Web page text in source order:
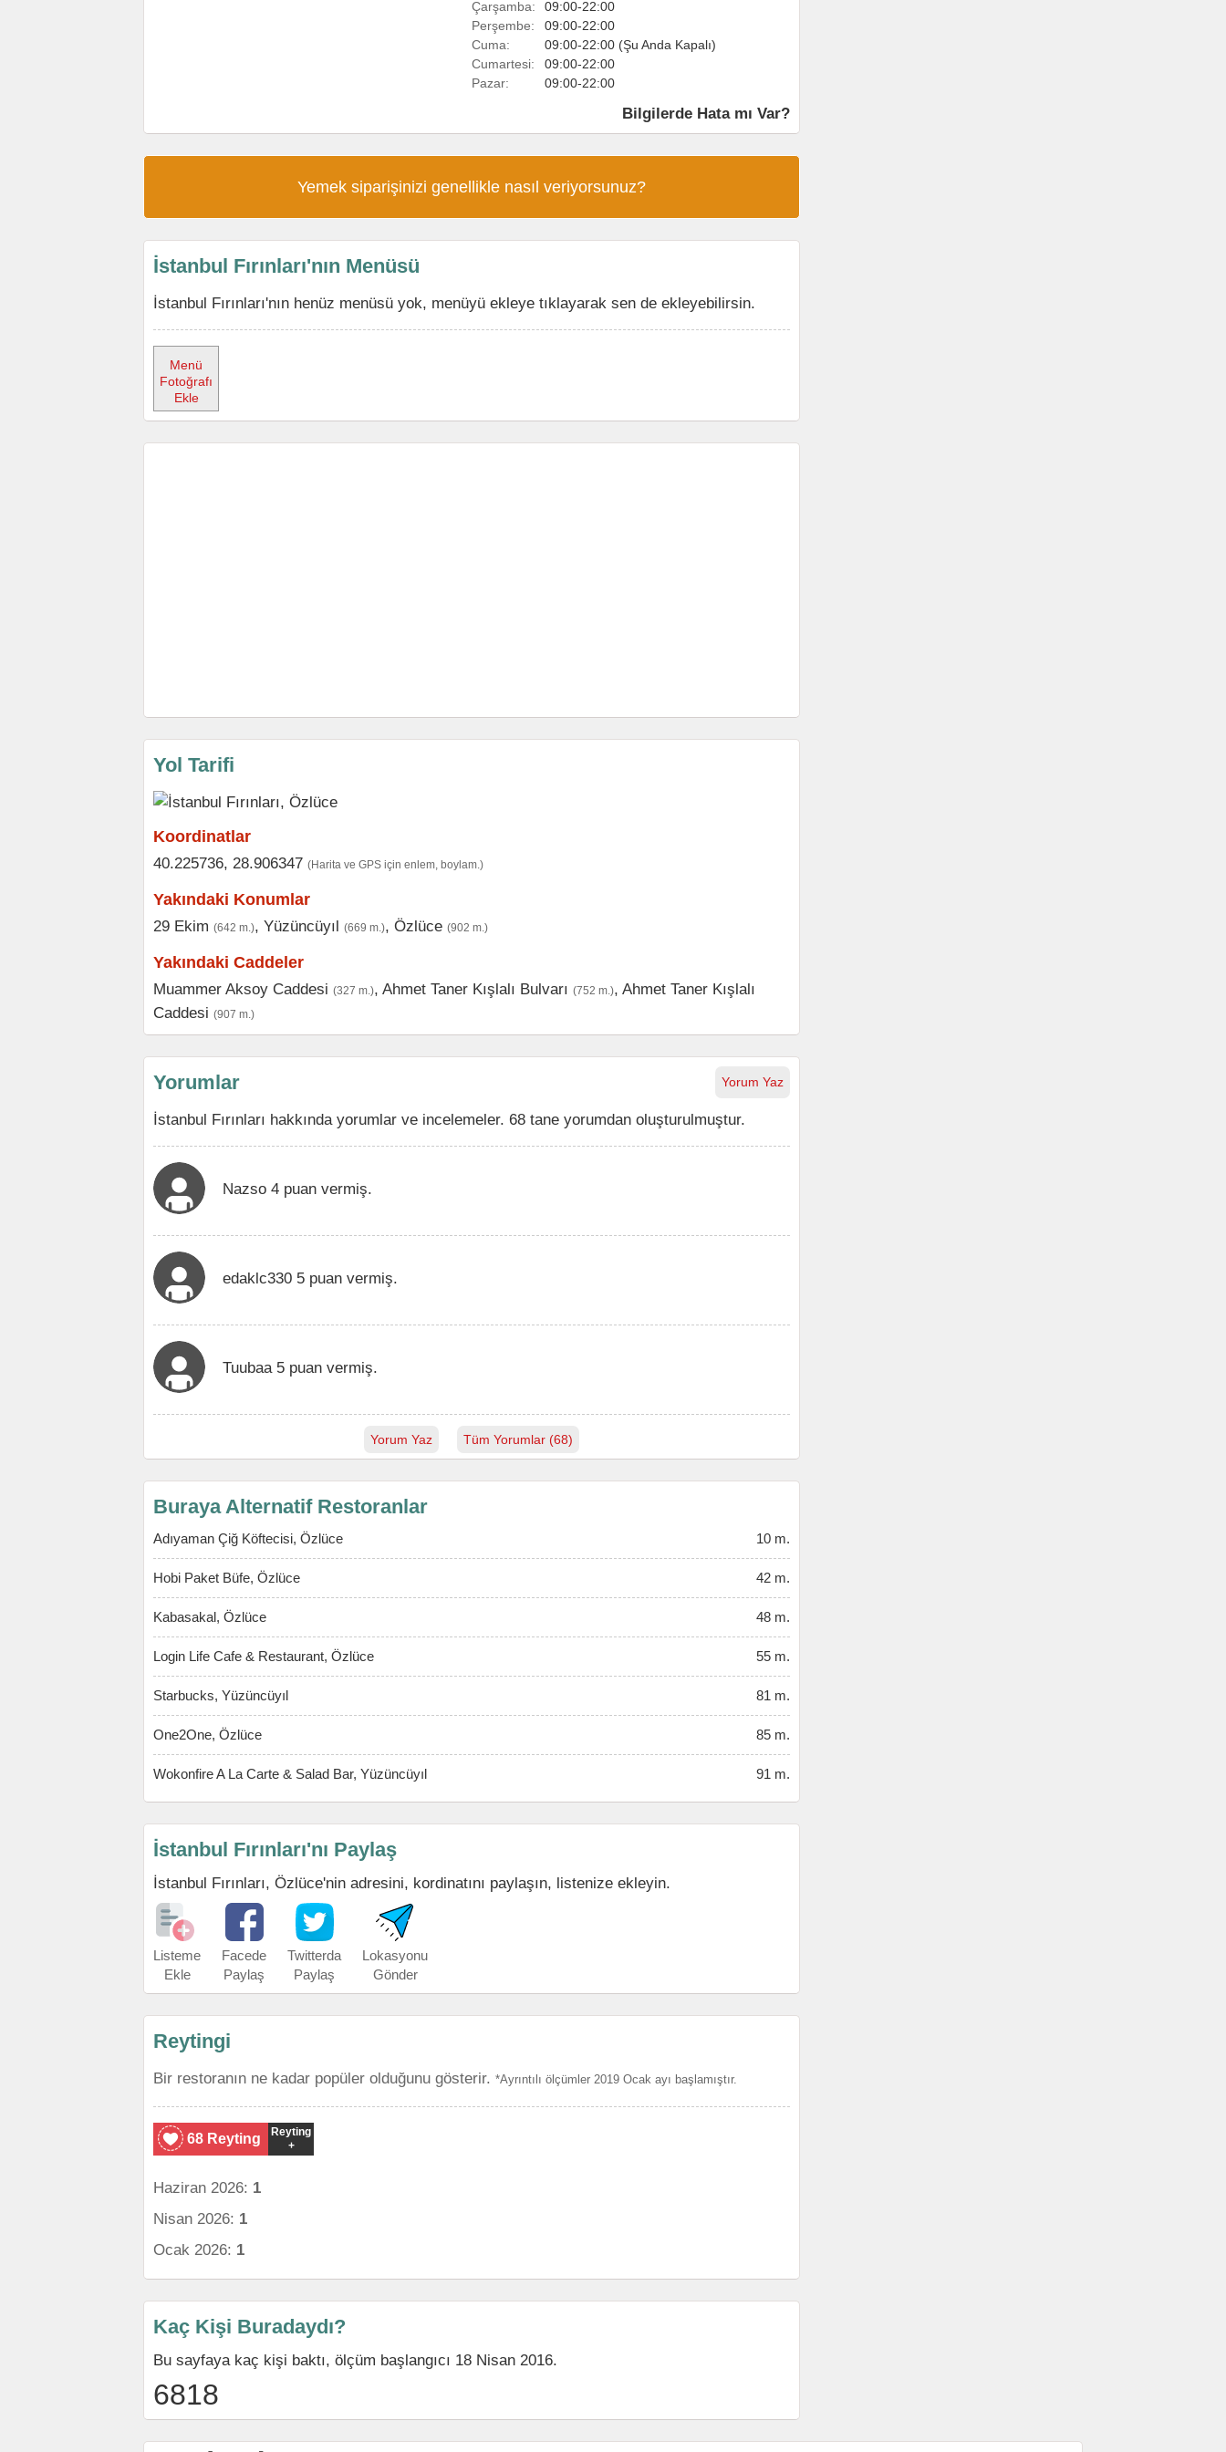
Çarşamba:
09:00-22:00
Perşembe:
09:00-22:00
Cuma:
09:00-22:00 (Şu Anda Kapalı)
Cumartesi:
09:00-22:00
Pazar:
09:00-22:00
Bilgilerde Hata mı Var?
Yemek siparişinizi genellikle nasıl veriyorsunuz?
İstanbul Fırınları'nın Menüsü
İstanbul Fırınları'nın henüz menüsü yok, menüyü ekleye tıklayarak sen de ekleyebilirsin.
Menü
Fotoğrafı
Ekle
Yol Tarifi
Koordinatlar
40.225736, 28.906347 (Harita ve GPS için enlem, boylam.)
Yakındaki Konumlar
29 Ekim (642 m.), Yüzüncüyıl (669 m.), Özlüce (902 m.)
Yakındaki Caddeler
Muammer Aksoy Caddesi (327 m.), Ahmet Taner Kışlalı Bulvarı (752 m.), Ahmet Taner Kışlalı
Caddesi (907 m.)
Yorum Yaz
Yorumlar
İstanbul Fırınları hakkında yorumlar ve incelemeler. 68 tane yorumdan oluşturulmuştur.
Nazso 4 puan vermiş.
edaklc330 5 puan vermiş.
Tuubaa 5 puan vermiş.
Yorum Yaz Tüm Yorumlar (68)
Buraya Alternatif Restoranlar
Adıyaman Çiğ Köftecisi, Özlüce 10 m.
Hobi Paket Büfe, Özlüce 42 m.
Kabasakal, Özlüce 48 m.
Login Life Cafe & Restaurant, Özlüce 55 m.
Starbucks, Yüzüncüyıl 81 m.
One2One, Özlüce 85 m.
Wokonfire A La Carte & Salad Bar, Yüzüncüyıl 91 m.
İstanbul Fırınları'nı Paylaş
İstanbul Fırınları, Özlüce'nin adresini, kordinatını paylaşın, listenize ekleyin.
Listeme
Ekle
Facede
Paylaş
Twitterda
Paylaş
Lokasyonu
Gönder
Reytingi
Bir restoranın ne kadar popüler olduğunu gösterir. *Ayrıntılı ölçümler 2019 Ocak ayı başlamıştır.
68 Reyting
Reyting
+
Haziran 2026: 1
Nisan 2026: 1
Ocak 2026: 1
Kaç Kişi Buradaydı?
Bu sayfaya kaç kişi baktı, ölçüm başlangıcı 18 Nisan 2016.
6818